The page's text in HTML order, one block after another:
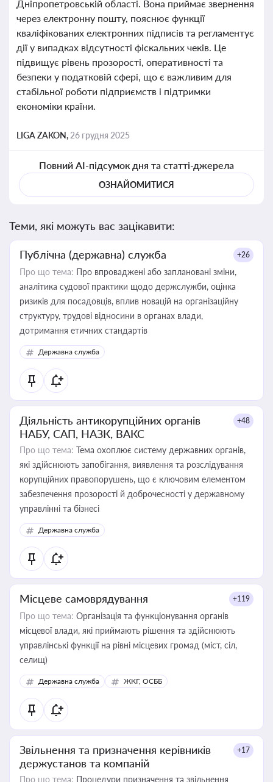
Дніпропетровській області. Вона приймає звернення
через електронну пошту, пояснює функції
кваліфікованих електронних підписів та регламентує
дії у випадках відсутності фіскальних чеків. Це
підвищує рівень прозорості, оперативності та
безпеки у податковій сфері, що є важливим для
стабільної роботи підприємств і підтримки
економіки країни.
LIGA ZAKON, 26 грудня 2025
Повний AI-підсумок дня та статті-джерела
ОЗНАЙОМИТИСЯ
Теми, які можуть вас зацікавити:
Публічна (державна) служба +26
Про що тема: Про впроваджені або заплановані зміни,
аналітика судової практики щодо держслужби, оцінка
ризиків для посадовців, вплив новацій на організаційну
структуру, трудові відносини в органах влади,
дотримання етичних стандартів
Державна служба
Діяльність антикорупційних органів
НАБУ, САП, НАЗК, ВАКС
+48
Про що тема: Тема охоплює систему державних органів,
які здійснюють запобігання, виявлення та розслідування
корупційних правопорушень, що є ключовим елементом
забезпечення прозорості й доброчесності у державному
управлінні та бізнесі
Державна служба
Місцеве самоврядування +119
Про що тема: Організація та функціонування органів
місцевої влади, які приймають рішення та здійснюють
управлінські функції на рівні місцевих громад (міст, сіл,
селищ)
Державна служба ЖКГ, ОСББ
Звільнення та призначення керівників
держустанов та компаній
+17
Про що тема: Процедури призначення та звільнення